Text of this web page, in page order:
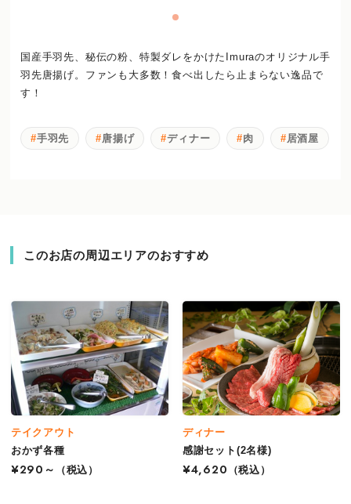
国産手羽先、秘伝の粉、特製ダレをかけたImuraのオリジナル手
羽先唐揚げ。ファンも大多数！食べ出したら止まらない逸品で
す！
手羽先 唐揚げ ディナー 肉 居酒屋
このお店の周辺エリアのおすすめ
テイクアウト
おかず各種
¥290～
（税込）
ディナー
感謝セット(2名様)
¥4,620
（税込）